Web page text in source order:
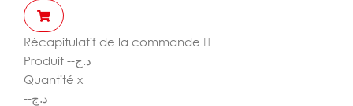
Récapitulatif de la commande
Produit --د.ج
Quantité x
--د.ج